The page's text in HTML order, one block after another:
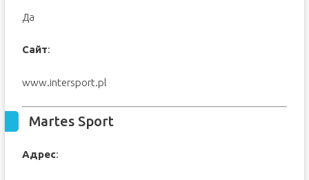
Да
Сайт:
www.intersport.pl
Martes Sport
Адрес: